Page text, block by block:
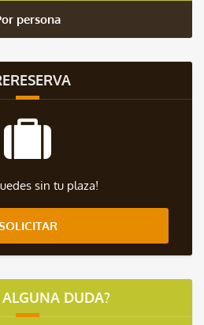
persona
sin tu plaza!
ALGUNA DUDA?